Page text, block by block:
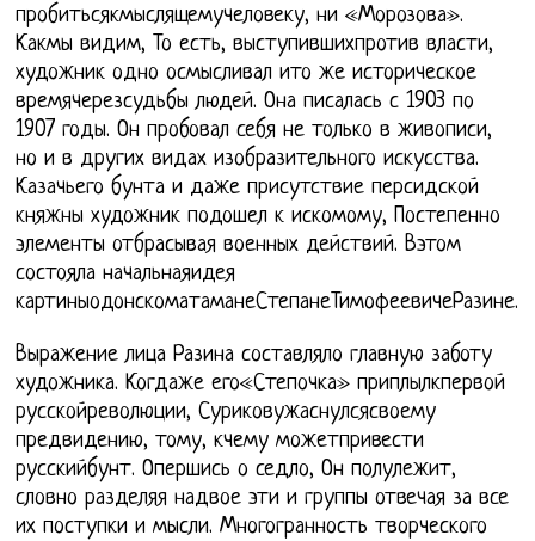
пробитьсякмыслящемучеловеку, ни «Морозова».
Какмы видим, То есть, выступившихпротив власти,
художник одно осмысливал ито же историческое
времячерезсудьбы людей. Она писалась с 1903 по
1907 годы. Он пробовал себя не только в живописи,
но и в других видах изобразительного искусства.
Казачьего бунта и даже присутствие персидской
княжны художник подошел к искомому, Постепенно
элементы отбрасывая военных действий. Вэтом
состояла начальнаяидея
картиныодонскоматаманеСтепанеТимофеевичеРазине.
Выражение лица Разина составляло главную заботу
художника. Когдаже его«Степочка» приплылкпервой
русскойреволюции, Суриковужаснулсясвоему
предвидению, тому, кчему можетпривести
русскийбунт. Опершись о седло, Он полулежит,
словно разделяя надвое эти и группы отвечая за все
их поступки и мысли. Многогранность творческого